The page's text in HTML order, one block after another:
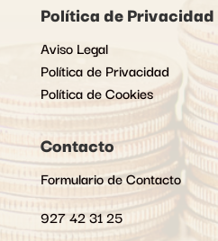
Política de Privacidad
Aviso Legal
Política de Privacidad
Política de Cookies
Contacto
Formulario de Contacto
927 42 31 25